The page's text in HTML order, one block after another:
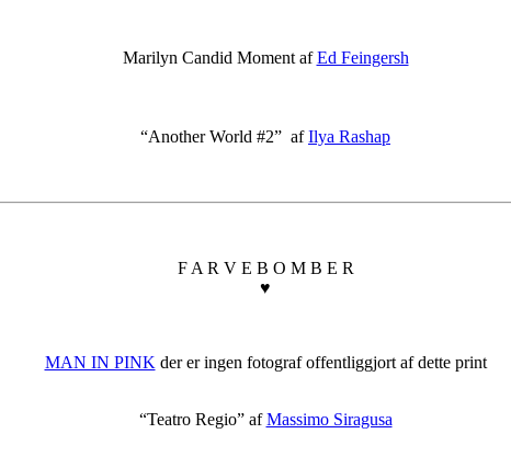
Marilyn Candid Moment afEd Feingersh
“Another World #2” afIlya Rashap
F A R V E B O M B E R
♥
MAN IN PINK der er ingen fotograf offentliggjort af dette print
“Teatro Regio” afMassimo Siragusa